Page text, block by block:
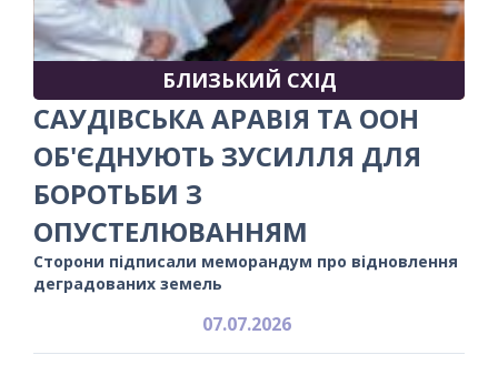
БЛИЗЬКИЙ СХІД
САУДІВСЬКА АРАВІЯ ТА ООН
ОБ'ЄДНУЮТЬ ЗУСИЛЛЯ ДЛЯ
БОРОТЬБИ З
ОПУСТЕЛЮВАННЯМ
Сторони підписали меморандум про відновлення
деградованих земель
07.07.2026